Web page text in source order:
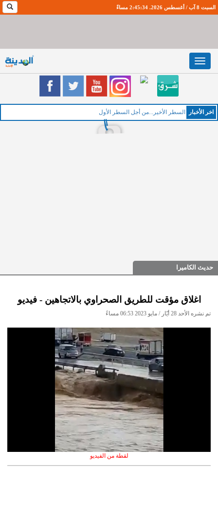
السبت 8 آب / أغسطس 2026. 2:45:35 مساءً
Toggle
navigation
اخر اﻷخبار السطر الأخير...من أجل السطر الأول
حديث الكاميرا
اغلاق مؤقت للطريق الصحراوي بالاتجاهين - فيديو
تم نشره الأحد 28 أيّار / مايو 2023 06:53 مساءً
لقطة من الفيديو